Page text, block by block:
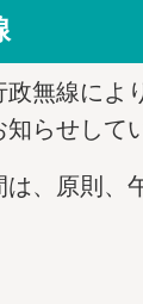
政無線によ
らせして
、原則、